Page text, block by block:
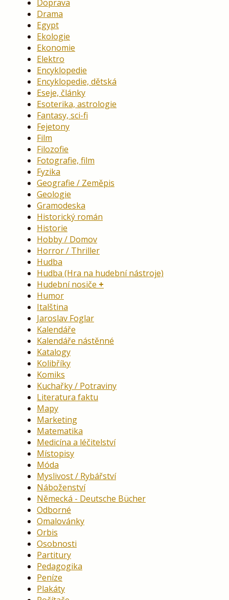
Doprava
Drama
Egypt
Ekologie
Ekonomie
Elektro
Encyklopedie
Encyklopedie, dětská
Eseje, články
Esoterika, astrologie
Fantasy, sci-fi
Fejetony
Film
Filozofie
Fotografie, film
Fyzika
Geografie / Zeměpis
Geologie
Gramodeska
Historický román
Historie
Hobby / Domov
Horror / Thriller
Hudba
Hudba (Hra na hudební nástroje)
Hudební nosiče
Humor
Italština
Jaroslav Foglar
Kalendáře
Kalendáře nástěnné
Katalogy
Kolibříky
Komiks
Kuchařky / Potraviny
Literatura faktu
Mapy
Marketing
Matematika
Medicína a léčitelství
Místopisy
Móda
Myslivost / Rybářství
Náboženství
Německá - Deutsche Bücher
Odborné
Omalovánky
Orbis
Osobnosti
Partitury
Pedagogika
Peníze
Plakáty